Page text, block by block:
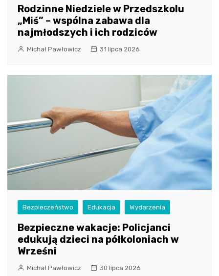
Rodzinne Niedziele w Przedszkolu
„Miś” – wspólna zabawa dla
najmłodszych i ich rodziców
Michał Pawłowicz 31 lipca 2026
Bezpieczeństwo Edukacja Wydarzenia
Bezpieczne wakacje: Policjanci
edukują dzieci na półkoloniach w
Wrześni
Michał Pawłowicz 30 lipca 2026